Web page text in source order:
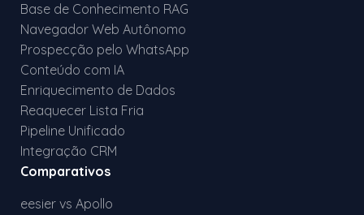
Base de Conhecimento RAG
Navegador Web Autônomo
Prospecção pelo WhatsApp
Conteúdo com IA
Enriquecimento de Dados
Reaquecer Lista Fria
Pipeline Unificado
Integração CRM
Comparativos
eesier vs Apollo